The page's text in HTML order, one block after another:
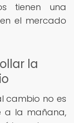
tienen una
el mercado
la
cambio no es
a la mañana,